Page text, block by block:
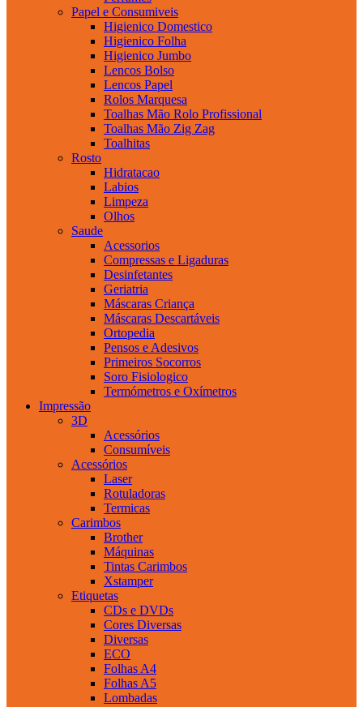
Papel e Consumiveis
Higienico Domestico
Higienico Folha
Higienico Jumbo
Lencos Bolso
Lencos Papel
Rolos Marquesa
Toalhas Mão Rolo Profissional
Toalhas Mão Zig Zag
Toalhitas
Rosto
Hidratacao
Labios
Limpeza
Olhos
Saude
Acessorios
Compressas e Ligaduras
Desinfetantes
Geriatria
Máscaras Criança
Máscaras Descartáveis
Ortopedia
Pensos e Adesivos
Primeiros Socorros
Soro Fisiologico
Termómetros e Oxímetros
Impressão
3D
Acessórios
Consumíveis
Acessórios
Laser
Rotuladoras
Termicas
Carimbos
Brother
Máquinas
Tintas Carimbos
Xstamper
Etiquetas
CDs e DVDs
Cores Diversas
Diversas
ECO
Folhas A4
Folhas A5
Lombadas